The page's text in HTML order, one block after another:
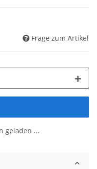
Frage zum Artikel
geladen ...